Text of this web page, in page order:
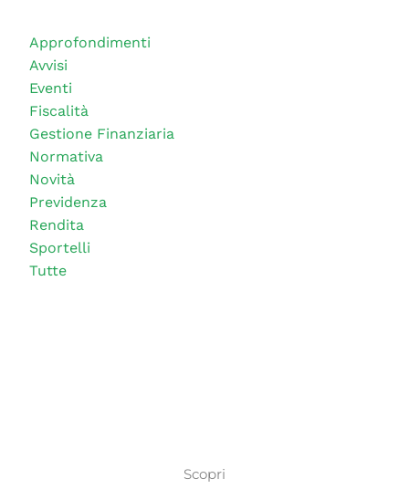
Approfondimenti
Avvisi
Eventi
Fiscalità
Gestione Finanziaria
Normativa
Novità
Previdenza
Rendita
Sportelli
Tutte
Scopri